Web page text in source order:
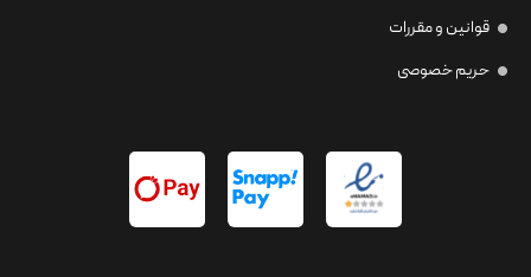
قوانین و مقررات
حریم خصوصی